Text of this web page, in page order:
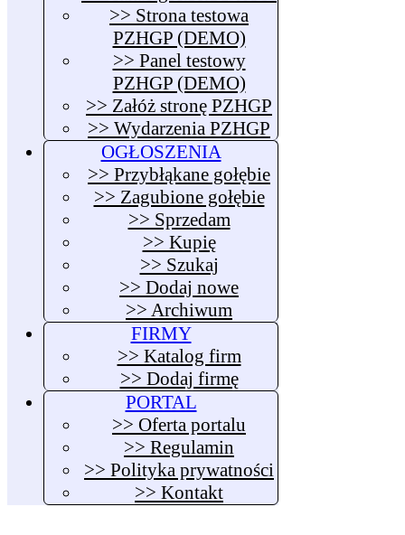
>> Strona testowa
PZHGP (DEMO)
>> Panel testowy
PZHGP (DEMO)
>> Załóż stronę PZHGP
>> Wydarzenia PZHGP
OGŁOSZENIA
>> Przybłąkane gołębie
>> Zagubione gołębie
>> Sprzedam
>> Kupię
>> Szukaj
>> Dodaj nowe
>> Archiwum
FIRMY
>> Katalog firm
>> Dodaj firmę
PORTAL
>> Oferta portalu
>> Regulamin
>> Polityka prywatności
>> Kontakt